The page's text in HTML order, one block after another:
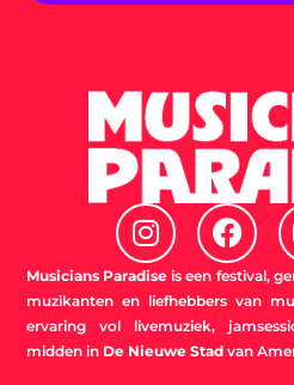
I
n
s
t
a
g
F
a
c
e
b
o
Musicians Paradise is een festival,
muzikanten en liefhebbers van
ervaring vol livemuziek,
midden in De Nieuwe Stadvan